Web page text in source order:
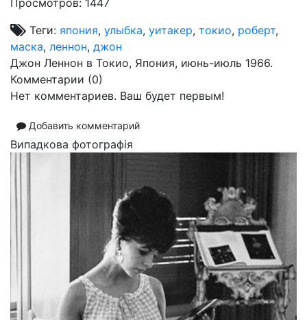
Теги: япония, улыбка, уитакер, токио, роберт,
маска, леннон, джон
Джон Леннон в Токио, Япония, июнь-июль 1966.
Комментарии (0)
Нет комментариев. Ваш будет первым!
Добавить комментарий
Випадкова фотографія